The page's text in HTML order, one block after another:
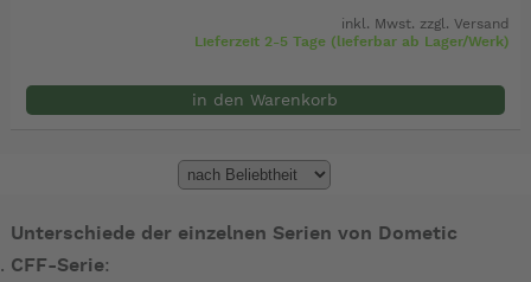
inkl. Mwst. zzgl.Versand
Lieferzeit 2-5 Tage (lieferbar ab Lager/Werk)
in den Warenkorb
Unterschiede der einzelnen Serien von Dometic
CFF-Serie: